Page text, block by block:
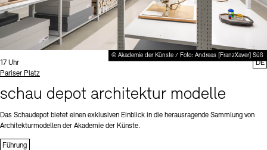
© Akademie der Künste / Foto: Andreas [FranzXaver] Süß
Uhrzeit:
17 Uhr
Standort
Pariser Platz
schau depot architektur modelle
Das Schaudepot bietet einen exklusiven Einblick in die herausragende Sammlung von
Architekturmodellen der Akademie der Künste.
Führung
DE